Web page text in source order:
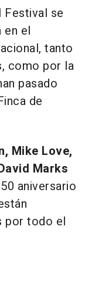
Festival se
en el
tanto
como por la
pasado
de
Mike Love,
Marks
aniversario
por todo el